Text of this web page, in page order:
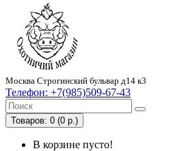
Москва Строгинский бульвар д14 к3
Телефон: +7(985)509-67-43
Товаров: 0 (0 р.)
В корзине пусто!